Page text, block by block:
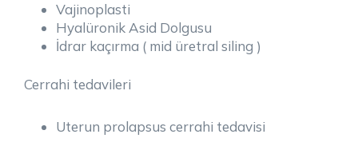
Vajinoplasti
Hyalüronik Asid Dolgusu
İdrar kaçırma ( mid üretral siling )
Cerrahi tedavileri
Uterun prolapsus cerrahi tedavisi